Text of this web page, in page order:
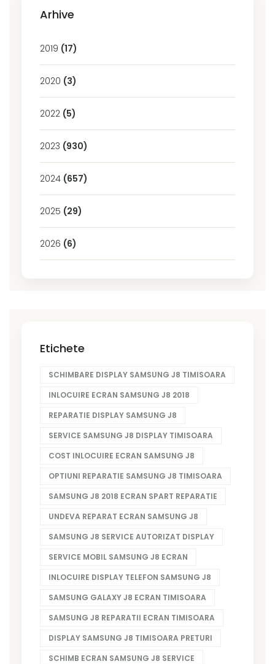
Arhive
2019 (17)
2020 (3)
2022 (5)
2023 (930)
2024 (657)
2025 (29)
2026 (6)
Etichete
SCHIMBARE DISPLAY SAMSUNG J8 TIMISOARA
INLOCUIRE ECRAN SAMSUNG J8 2018
REPARATIE DISPLAY SAMSUNG J8
SERVICE SAMSUNG J8 DISPLAY TIMISOARA
COST INLOCUIRE ECRAN SAMSUNG J8
OPTIUNI REPARATIE SAMSUNG J8 TIMISOARA
SAMSUNG J8 2018 ECRAN SPART REPARATIE
UNDEVA REPARAT ECRAN SAMSUNG J8
SAMSUNG J8 SERVICE AUTORIZAT DISPLAY
SERVICE MOBIL SAMSUNG J8 ECRAN
INLOCUIRE DISPLAY TELEFON SAMSUNG J8
SAMSUNG GALAXY J8 ECRAN TIMISOARA
SAMSUNG J8 REPARATII ECRAN TIMISOARA
DISPLAY SAMSUNG J8 TIMISOARA PRETURI
SCHIMB ECRAN SAMSUNG J8 SERVICE